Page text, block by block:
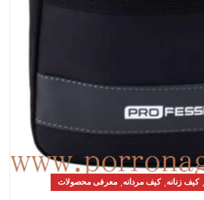
,کیف زنانه ,کیف مردانه معرفی محصولات